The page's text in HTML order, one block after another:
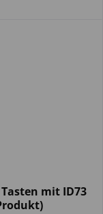
mit ID73